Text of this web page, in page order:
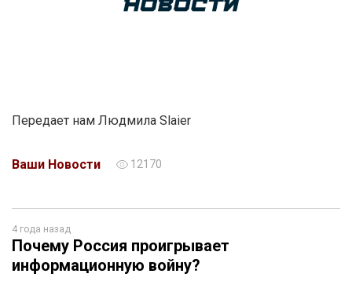
Передает нам Людмила Slaier
Ваши Новости 12170
4 года назад
Почему Россия проигрывает
информационную войну?